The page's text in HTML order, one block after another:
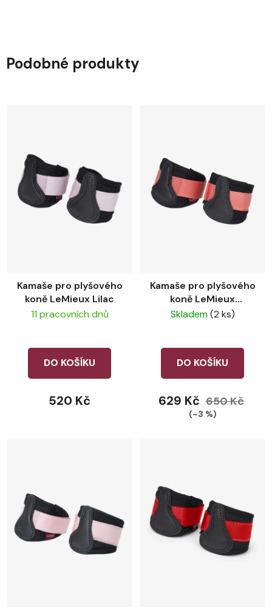
Podobné produkty
Kamaše pro plyšového
koně LeMieux Lilac
11 pracovních dnů
DO KOŠÍKU
520 Kč
Kamaše pro plyšového
koně LeMieux
Cranberry
Skladem(2 ks)
DO KOŠÍKU
629 Kč 650 Kč
(–3 %)